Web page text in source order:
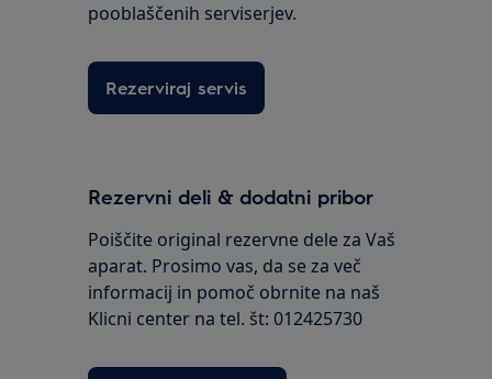
pooblaščenih serviserjev.
Rezerviraj servis
Rezervni deli & dodatni pribor
Poiščite original rezervne dele za Vaš
aparat. Prosimo vas, da se za več
informacij in pomoč obrnite na naš
Klicni center na tel. št: 012425730